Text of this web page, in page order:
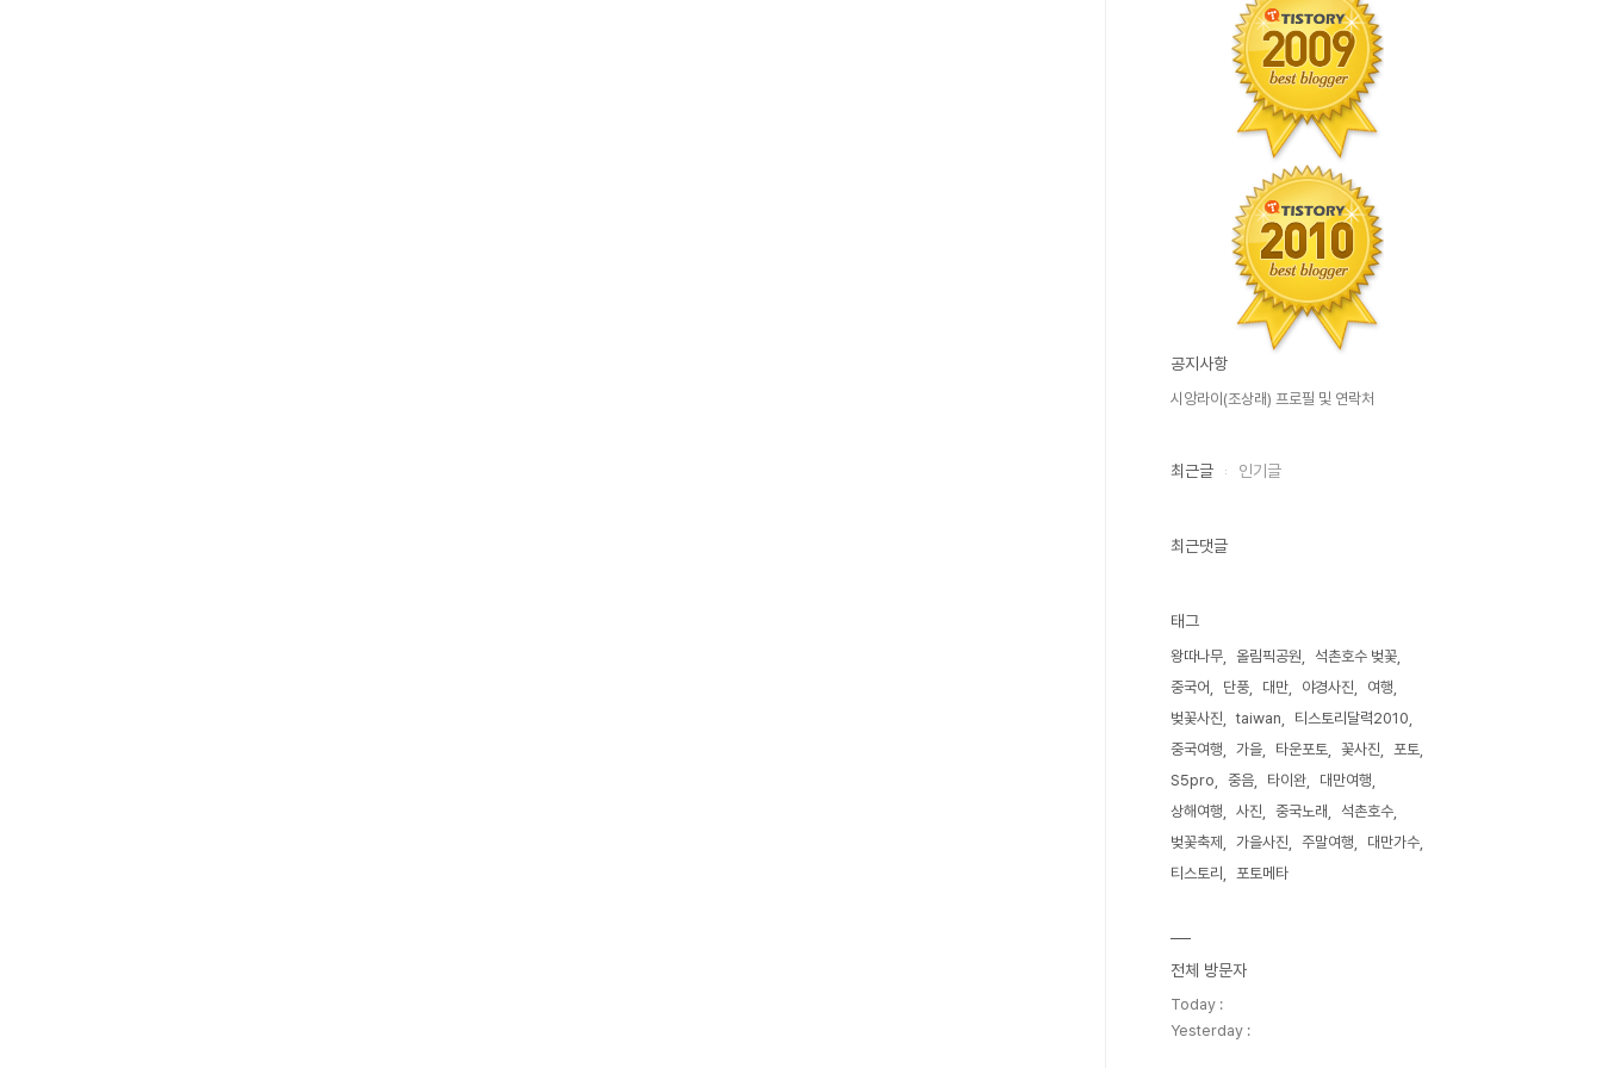
공지사항
시앙라이(조상래) 프로필 및 연락처
최근글 인기글
최근댓글
태그
왕따나무 올림픽공원
석촌호수 벚꽃
중국어
단풍 대만 야경사진
여행
벚꽃사진
taiwan
티스토리달력2010
중국여행
가을 타운포토 꽃사진
포토
S5pro
중음 타이완
대만여행
상해여행
사진 중국노래
석촌호수
벚꽃축제
가을사진 주말여행
대만가수
티스토리
포토메타
전체 방문자
Today :
Yesterday :